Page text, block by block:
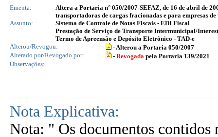
Ementa:
Altera a Portaria n° 050/2007-SEFAZ, de 16 de abril de
transportadoras de cargas fracionadas e para empresas
Assunto:
Sistema de Controle de Notas Fiscais - EDI Fiscal
Prestação de Serviço de Transporte Intermunicipal/
Termo de Apreensão e Depósito Eletrônico - TAD-e
Alterou/Revogou:
- Alterou a Portaria 050/2007
Alterado por/Revogado por:
- Revogada pela Portaria 139/2021
Observações:
Nota Explicativa:
Nota: " Os documentos contidos